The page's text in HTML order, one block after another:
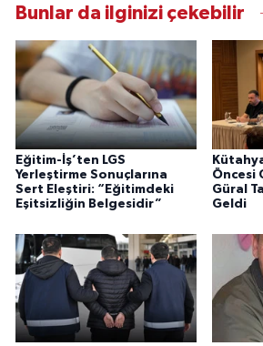
Bunlar da ilginizi çekebilir
Eğitim-İş’ten LGS
Yerleştirme Sonuçlarına
Sert Eleştiri: “Eğitimdeki
Eşitsizliğin Belgesidir”
Öncesi
Güral
Geldi